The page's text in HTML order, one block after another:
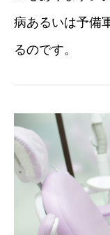
病あるいは予備
るのです。